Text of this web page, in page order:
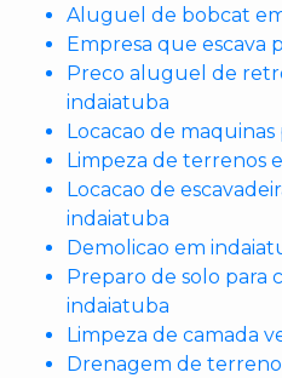
Aluguel de bobcat
Empresa que escava
Preco aluguel de
indaiatuba
Locacao de
Limpeza de terrenos
Locacao de
indaiatuba
Demolicao em
Preparo de solo para
indaiatuba
Limpeza de camada
Drenagem de